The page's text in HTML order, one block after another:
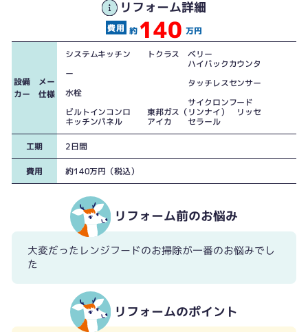
リフォーム詳細
約 140 万円
設備 メー
カー 仕様
システムキッチン トクラス ベリー
ハイバックカウンタ
ー
タッチレスセンサー
水栓
サイクロンフード
ビルトインコンロ 東邦ガス（リンナイ） リッセ
キッチンパネル アイカ セラール
工期 2日間
費用 約140万円（税込）
リフォーム前のお悩み
大変だったレンジフードのお掃除が一番のお悩みでし
た
リフォームのポイント
お掃除が大変だったレンジフード
シンプルな形状でお手入れの楽なトクラス独自のレンジフード『サイクロンフ
ード』日常のお手入れは小型フィルターの清掃と本体のみ。